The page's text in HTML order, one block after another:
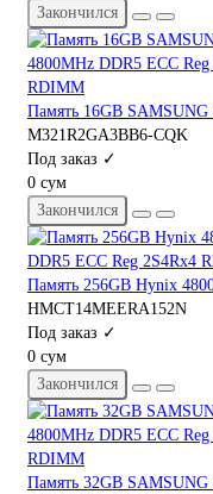
Закончился
Память 16GB
M321R2GA3BB6-CQK
Под заказ ✓
0 сум
Закончился
Память 256GB Hynix
HMCT14MEERA152N
Под заказ ✓
0 сум
Закончился
Память 32GB